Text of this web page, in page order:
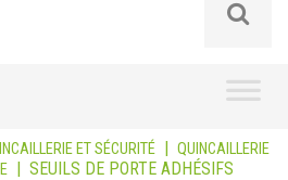
ET SÉCURITÉ | QUINCAILLERIE
| SEUILS DE PORTE ADHÉSIFS